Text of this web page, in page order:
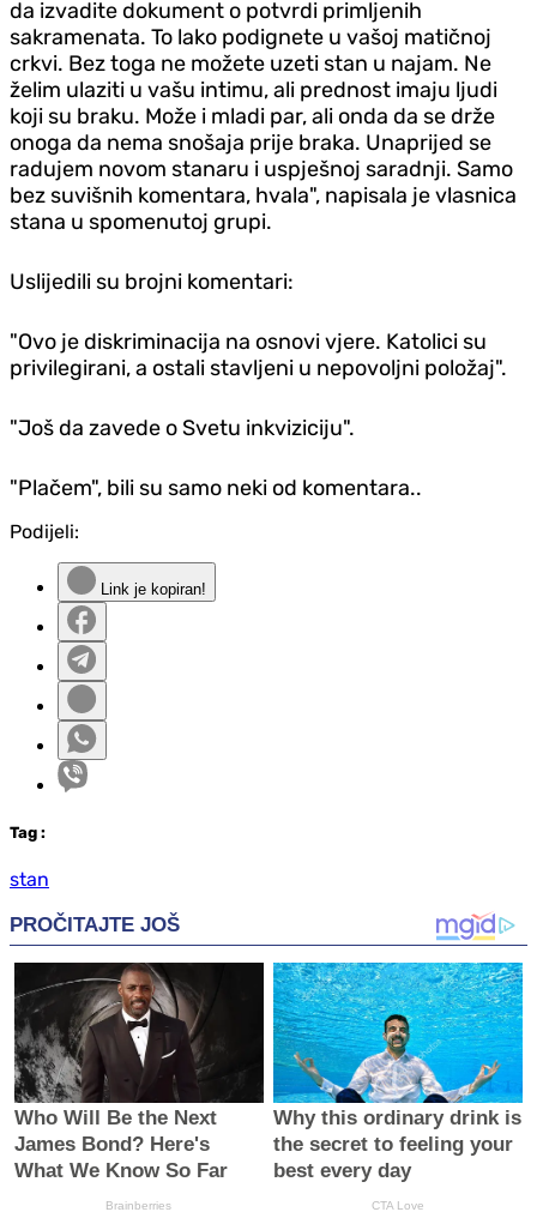
da izvadite dokument o potvrdi primljenih
sakramenata. To lako podignete u vašoj matičnoj
crkvi. Bez toga ne možete uzeti stan u najam. Ne
želim ulaziti u vašu intimu, ali prednost imaju ljudi
koji su braku. Može i mladi par, ali onda da se drže
onoga da nema snošaja prije braka. Unaprijed se
radujem novom stanaru i uspješnoj saradnji. Samo
bez suvišnih komentara, hvala", napisala je vlasnica
stana u spomenutoj grupi.
Uslijedili su brojni komentari:
"Ovo je diskriminacija na osnovi vjere. Katolici su
privilegirani, a ostali stavljeni u nepovoljni položaj".
"Još da zavede o Svetu inkviziciju".
"Plačem", bili su samo neki od komentara..
Podijeli:
Link je kopiran!
Tag :
stan